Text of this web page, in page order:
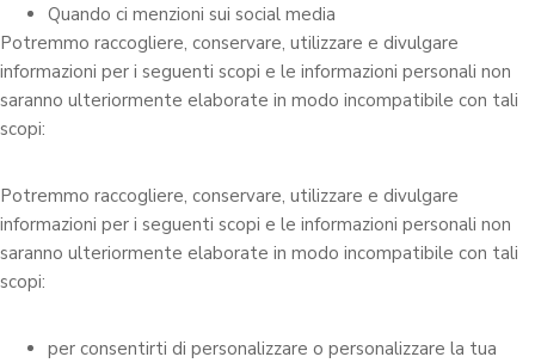
Quando ci menzioni sui social media
Potremmo raccogliere, conservare, utilizzare e divulgare
informazioni per i seguenti scopi e le informazioni personali non
saranno ulteriormente elaborate in modo incompatibile con tali
scopi:
Potremmo raccogliere, conservare, utilizzare e divulgare
informazioni per i seguenti scopi e le informazioni personali non
saranno ulteriormente elaborate in modo incompatibile con tali
scopi:
per consentirti di personalizzare o personalizzare la tua